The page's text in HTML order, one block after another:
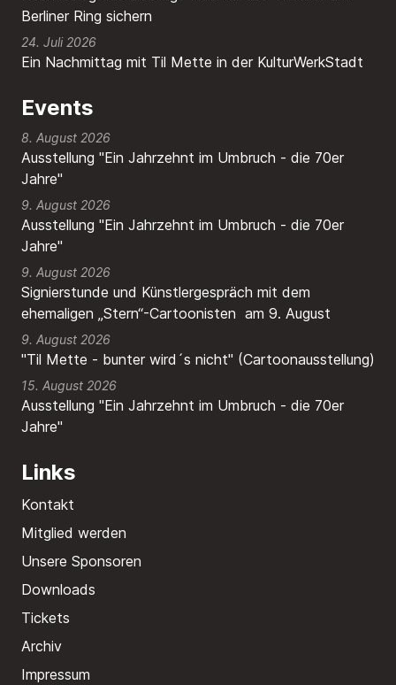
Berliner Ring sichern
Ein Nachmittag mit Til Mette in der KulturWerkStadt
24. Juli 2026
Events
8. August 2026
Ausstellung "Ein Jahrzehnt im Umbruch - die 70er
Jahre"
9. August 2026
Ausstellung "Ein Jahrzehnt im Umbruch - die 70er
Jahre"
9. August 2026
Signierstunde und Künstlergespräch mit dem
ehemaligen „Stern“-Cartoonisten am 9. August
9. August 2026
"Til Mette - bunter wird´s nicht" (Cartoonausstellung)
15. August 2026
Ausstellung "Ein Jahrzehnt im Umbruch - die 70er
Jahre"
Links
Kontakt
Mitglied werden
Unsere Sponsoren
Downloads
Tickets
Archiv
Impressum